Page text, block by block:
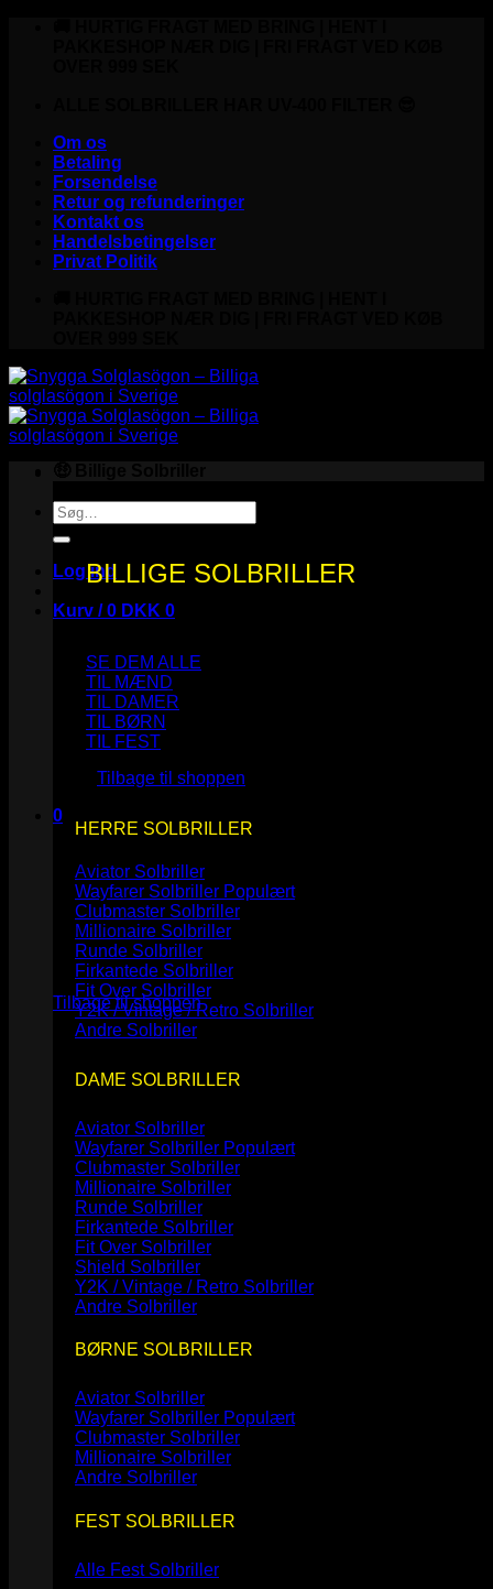
Om os
Betaling
Forsendelse
Retur og refunderinger
Kontakt os
Handelsbetingelser
Privat Politik
Søg
efter:
Log ind
Kurv /0 DKK 0
Ingen varer i kurven.
Tilbage til shoppen
0
Kurv
Ingen varer i kurven.
Tilbage til shoppen
BILLIGE SOLBRILLER
SE DEM ALLE
TIL MÆND
TIL DAMER
TIL BØRN
TIL FEST
HERRE SOLBRILLER
Aviator Solbriller
Wayfarer Solbriller
Clubmaster Solbriller
Millionaire Solbriller
Runde Solbriller
Firkantede Solbriller
Fit Over Solbriller
Y2K / Vintage / Retro Solbriller
Andre Solbriller
DAME SOLBRILLER
Aviator Solbriller
Wayfarer Solbriller
Clubmaster Solbriller
Millionaire Solbriller
Runde Solbriller
Firkantede Solbriller
Fit Over Solbriller
Shield Solbriller
Y2K / Vintage / Retro Solbriller
Andre Solbriller
BØRNE SOLBRILLER
Aviator Solbriller
Wayfarer Solbriller
Clubmaster Solbriller
Millionaire Solbriller
Andre Solbriller
FEST SOLBRILLER
Alle Fest Solbriller